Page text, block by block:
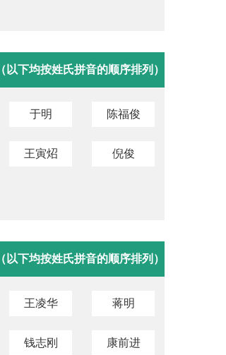
（以下均按姓氏拼音的顺序排列）
于明 陈福俊
王寅炤 倪俊
（以下均按姓氏拼音的顺序排列）
王凌华 蒋明
钱志刚 康前进